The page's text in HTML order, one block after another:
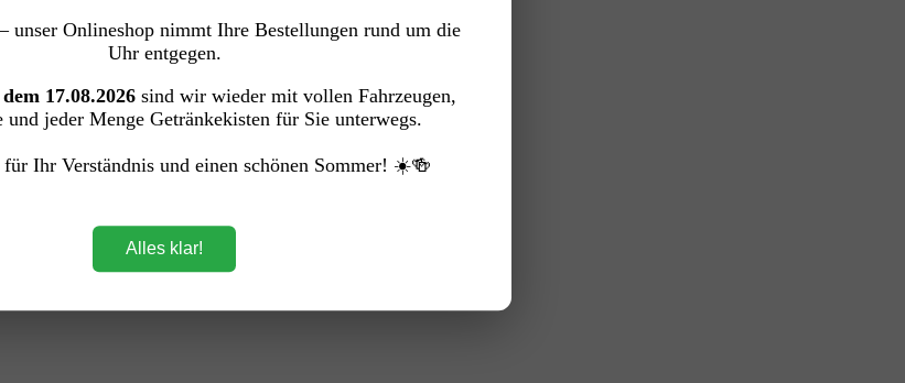
unser Onlineshop nimmt Ihre Bestellungen rund um die
Uhr entgegen.
17.08.2026 sind wir wieder mit vollen Fahrzeugen,
und jeder Menge Getränkekisten für Sie unterwegs.
Ihr Verständnis und einen schönen Sommer! ☀️🍻
Alles klar!